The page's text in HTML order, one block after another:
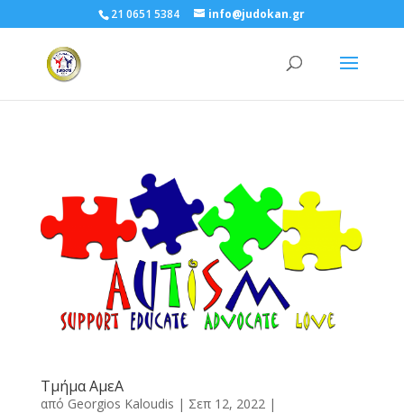
21 0651 5384 info@judokan.gr
Τμήμα ΑμεΑ
από Georgios Kaloudis | Σεπ 12, 2022|